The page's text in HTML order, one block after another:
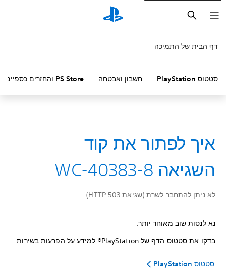
חיפוש
דף הבית של התמיכה
סטטוס PlayStation חשבון ואבטחה PS Store והחזרים כספיים
איך לפתור את קוד
השגיאה WC-40383-8
לא ניתן להתחבר לשרת (שגיאת HTTP 503).
נא לנסות שוב מאוחר יותר.
בדקו את סטטוס הדף של PlayStation®‏ למידע על הפרעות בשירות.
סטטוס PlayStation